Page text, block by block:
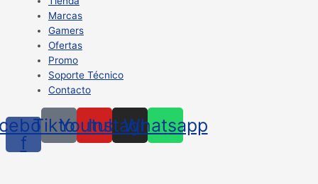
Marcas
Gamers
Ofertas
Promo
Soporte Técnico
Contacto
f
TiktokYoutube
Instagram
Whatsapp